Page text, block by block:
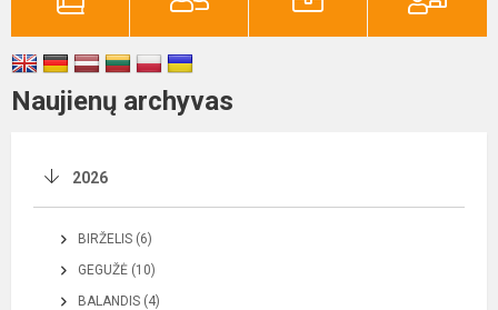
Naujienų archyvas
2026
BIRŽELIS (6)
GEGUŽĖ (10)
BALANDIS (4)